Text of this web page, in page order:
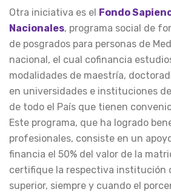
Otra iniciativa es el Fondo
Nacionales, programa social de
de posgrados para personas de
nacional, el cual cofinancia
modalidades de maestría,
en universidades e instituciones
de todo el País que tienen
Este programa, que ha logrado
profesionales, consiste en un
financia el 50% del valor de la
certifique la respectiva institución
superior, siempre y cuando el